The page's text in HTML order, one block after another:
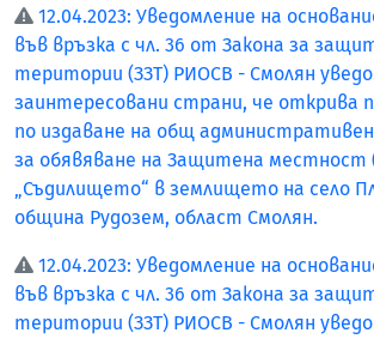
12.04.2023: Уведомление на
във връзка с чл. 36 от Закона за
територии (ЗЗТ) РИОСВ - Смолян
заинтересовани страни, че открива
по издаване на общ
за обявяване на Защитена местност
„Съдилището“ в землището на село
община Рудозем, област Смолян.
12.04.2023: Уведомление на
във връзка с чл. 36 от Закона за
територии (ЗЗТ) РИОСВ - Смолян